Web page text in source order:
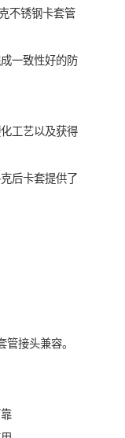
不锈钢卡套管
一致性好的防
工艺以及获得
后卡套提供了
接头兼容。